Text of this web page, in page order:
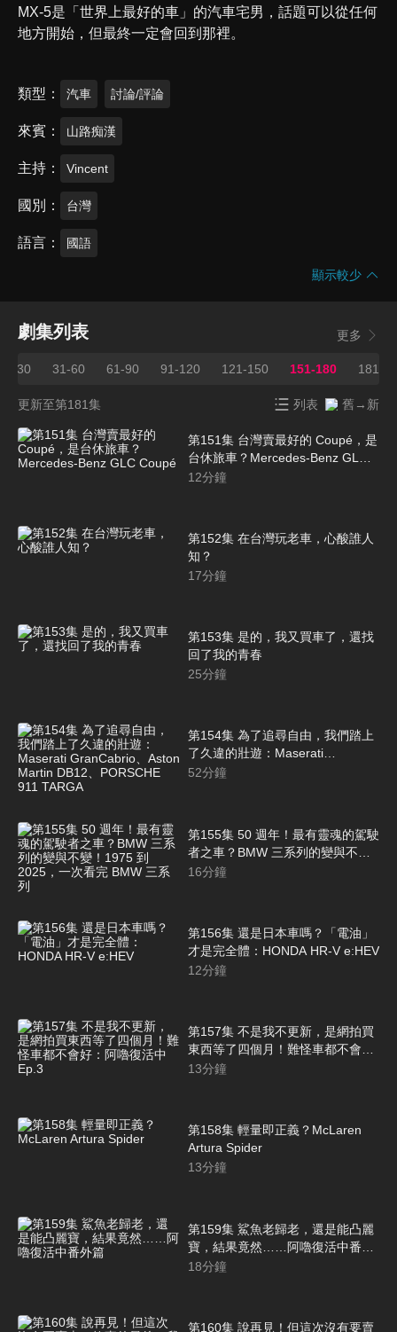
MX-5是「世界上最好的車」的汽車宅男，話題可以從任何
地方開始，但最終一定會回到那裡。
類型 汽車 討論/評論
來賓 山路痴漢
主持 Vincent
國別 台灣
語言 國語
顯示較少
劇集列表 更多
1-30 31-60 61-90 91-120 121-150 151-180 181
更新至第181集 列表 舊→新
第151集 台灣賣最好的 Coupé，是
台休旅車？Mercedes-Benz GLC
Coupé
12分鐘
第152集 在台灣玩老車，心酸誰人
知？
17分鐘
第153集 是的，我又買車了，還找
回了我的青春
25分鐘
第154集 為了追尋自由，我們踏上
了久違的壯遊：Maserati
GranCabrio、Aston Martin
52分鐘
第155集 50 週年！最有靈魂的駕駛
者之車？BMW 三系列的變與不
變！1975 到 2025，一次看完
16分鐘
第156集 還是日本車嗎？「電油」
才是完全體：HONDA HR-V e:HEV
12分鐘
第157集 不是我不更新，是網拍買
東西等了四個月！難怪車都不會
好：阿嚕復活中 Ep.3
13分鐘
第158集 輕量即正義？McLaren
Artura Spider
13分鐘
第159集 鯊魚老歸老，還是能凸麗
寶，結果竟然……阿嚕復活中番外
篇
18分鐘
第160集 說再見！但這次沒有要賣